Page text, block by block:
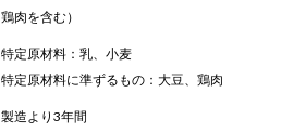
鶏肉を含む）
特定原材料：乳、小麦
特定原材料に準ずるもの：大豆、鶏肉
製造より3年間